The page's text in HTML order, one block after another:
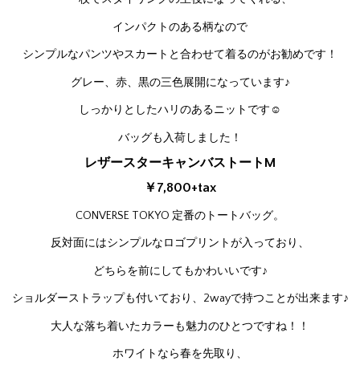
インパクトのある柄なので
シンプルなパンツやスカートと合わせて着るのがお勧めです！
グレー、赤、黒の三色展開になっています♪
しっかりとしたハリのあるニットです☺
バッグも入荷しました！
レザースターキャンバストートM
￥7,800+tax
CONVERSE TOKYO 定番のトートバッグ。
反対面にはシンプルなロゴプリントが入っており、
どちらを前にしてもかわいいです♪
ショルダーストラップも付いており、2wayで持つことが出来ます♪
大人な落ち着いたカラーも魅力のひとつですね！！
ホワイトなら春を先取り、